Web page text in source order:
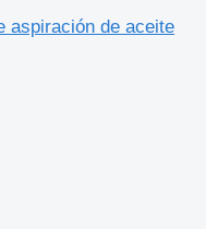
aspiración de aceite